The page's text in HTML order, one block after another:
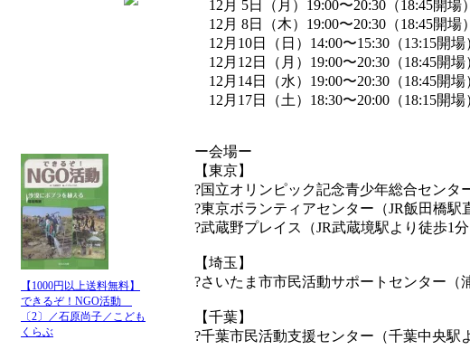
【1000円以上送料無料】
できるぞ！NGO活動
〔2〕／石原尚子／こども
くらぶ
12月 5日（月）19:00〜20:30（18:45開場
12月 8日（木）19:00〜20:30（18:45開場
12月10日（日）14:00〜15:30（13:15開
12月12日（月）19:00〜20:30（18:45開場
12月14日（水）19:00〜20:30（18:45開
12月17日（土）18:30〜20:00（18:15開
ー会場ー
【東京】
?国立オリンピック記念青少年総合センタ
?東京ボランティアセンター（JR飯田橋駅
?武蔵野プレイス（JR武蔵境駅より徒歩1分
【埼玉】
?さいたま市市民活動サポートセンター（
【千葉】
?千葉市民活動支援センター（千葉中央駅